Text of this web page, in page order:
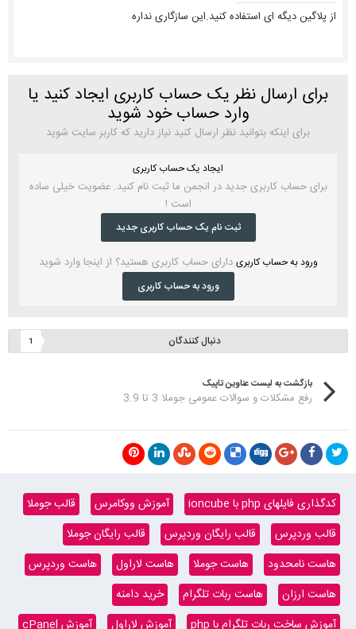
از پلاگین دیگه ای استفاده کنید.این سازگاری نداره
برای ارسال نظر یک حساب کاربری ایجاد کنید یا
وارد حساب خود شوید
برای اینکه بتوانید نظر ارسال کنید نیاز دارید که کاربر سایت شوید
ایجاد یک حساب کاربری
برای حساب کاربری جدید در انجمن ما ثبت نام کنید. عضویت خیلی ساده
است !
ثبت نام یک حساب کاربری جدید
ورود به حساب کاربری دارای حساب کاربری هستید؟ از اینجا وارد شوید
ورود به حساب کاربری
دنبال کنندگان 1
بازگشت به لیست عناوین تاپیک
رفع مشکلات و سوالات عمومی جوملا 3 تا 3.9
کدگذاری فایلهای php با ioncube آموزش ووکامرس
قالب جوملا
قالب وردپرس
قالب رایگان وردپرس
قالب رایگان جوملا
هاست نامحدود
هاست جوملا هاست لاراول
هاست وردپرس
هاست ارزان
هاست ربات تلگرام
خرید دامنه
آموزش ساخت ربات تلگرام با php
آموزش لاراول آموزش cPanel